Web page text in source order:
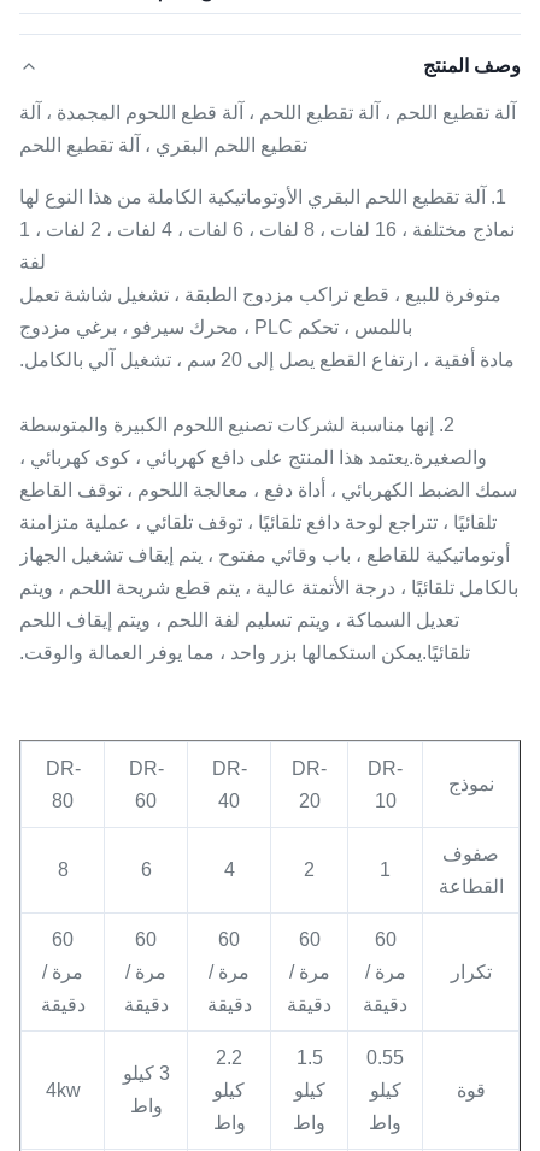
وصف المنتج
آلة تقطيع اللحم ، آلة تقطيع اللحم ، آلة قطع اللحوم المجمدة ، آلة
تقطيع اللحم البقري ، آلة تقطيع اللحم
1. آلة تقطيع اللحم البقري الأوتوماتيكية الكاملة من هذا النوع لها
نماذج مختلفة ، 16 لفات ، 8 لفات ، 6 لفات ، 4 لفات ، 2 لفات ، 1
لفة
متوفرة للبيع ، قطع تراكب مزدوج الطبقة ، تشغيل شاشة تعمل
باللمس ، تحكم PLC ، محرك سيرفو ، برغي مزدوج
مادة أفقية ، ارتفاع القطع يصل إلى 20 سم ، تشغيل آلي بالكامل.
2. إنها مناسبة لشركات تصنيع اللحوم الكبيرة والمتوسطة
والصغيرة.يعتمد هذا المنتج على دافع كهربائي ، كوى كهربائي ،
سمك الضبط الكهربائي ، أداة دفع ، معالجة اللحوم ، توقف القاطع
تلقائيًا ، تتراجع لوحة دافع تلقائيًا ، توقف تلقائي ، عملية متزامنة
أوتوماتيكية للقاطع ، باب وقائي مفتوح ، يتم إيقاف تشغيل الجهاز
بالكامل تلقائيًا ، درجة الأتمتة عالية ، يتم قطع شريحة اللحم ، ويتم
تعديل السماكة ، ويتم تسليم لفة اللحم ، ويتم إيقاف اللحم
تلقائيًا.يمكن استكمالها بزر واحد ، مما يوفر العمالة والوقت.
نموذج
DR-
10
DR-
20
DR-
40
DR-
60
DR-
80
صفوف
القطاعة
1
2
4
6
8
تكرار
60
مرة /
دقيقة
60
مرة /
دقيقة
60
مرة /
دقيقة
60
مرة /
دقيقة
60
مرة /
دقيقة
قوة
0.55
كيلو
واط
1.5
كيلو
واط
2.2
كيلو
واط
3 كيلو
واط
4kw